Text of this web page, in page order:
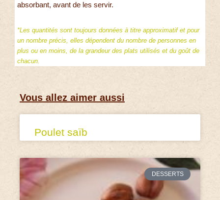
absorbant, avant de les servir.
*Les quantités sont toujours données à titre approximatif et pour
un nombre précis, elles dépendent du nombre de personnes en
plus ou en moins, de la grandeur des plats utilisés et du goût de
chacun.
Vous allez aimer aussi
Poulet saïb
DESSERTS